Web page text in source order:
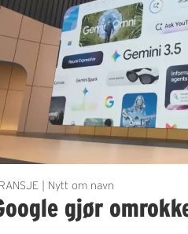
| Nytt om navn
gjør